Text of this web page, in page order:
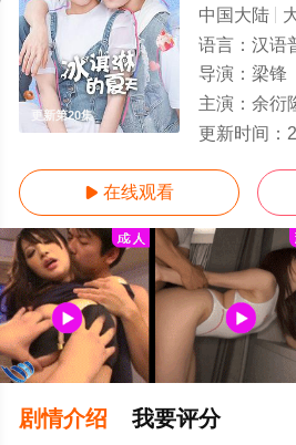
更新第20集
中国大陆
语言： 汉语
导演： 梁锋
主演： 余衍隆,
更新时间：
 在线观看
剧情介绍 我要评分